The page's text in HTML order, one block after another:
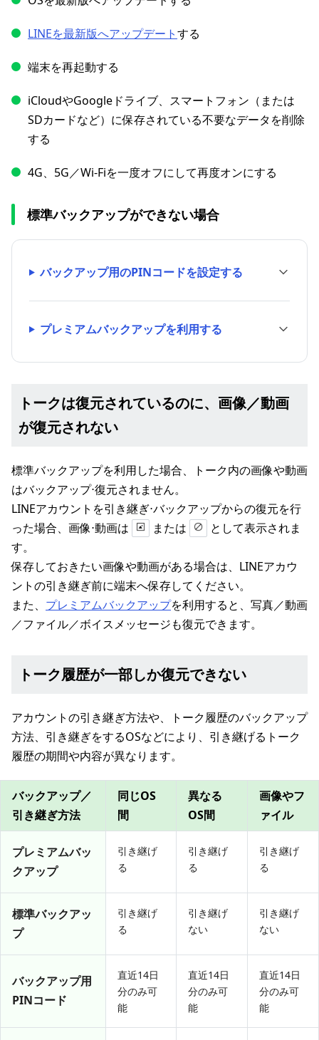
LINEを最新版へアップデートする
端末を再起動する
iCloudやGoogleドライブ、スマートフォン（または
SDカードなど）に保存されている不要なデータを削除
する
4G、5G／Wi-Fiを一度オフにして再度オンにする
標準バックアップができない場合
バックアップ用のPINコードを設定する
プレミアムバックアップを利用する
トークは復元されているのに、画像／動画
が復元されない
標準バックアップを利用した場合、トーク内の画像や動画
はバックアップ⋅復元されません。
LINEアカウントを引き継ぎ⋅バックアップからの復元を行
った場合、画像⋅動画は
または
として表示されま
す。
保存しておきたい画像や動画がある場合は、LINEアカウ
ントの引き継ぎ前に端末へ保存してください。
また、 プレミアムバックアップを利用すると、写真／動画
／ファイル／ボイスメッセージも復元できます。
トーク履歴が一部しか復元できない
アカウントの引き継ぎ方法や、トーク履歴のバックアップ
方法、引き継ぎをするOSなどにより、引き継げるトーク
履歴の期間や内容が異なります。
バックアップ／
引き継ぎ方法
同じOS
間
異なる
OS間
画像やフ
ァイル
プレミアムバッ
クアップ
引き継げ
る
引き継げ
る
引き継げ
る
標準バックアッ
プ
引き継げ
る
引き継げ
ない
引き継げ
ない
バックアップ用
PINコード
直近14日
分のみ可
能
直近14日
分のみ可
能
直近14日
分のみ可
能